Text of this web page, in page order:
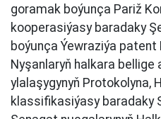
goramak boýunça Pariž
kooperasiýasy baradaky
boýunça Ýewraziýa patent
Nyşanlaryň halkara bellige
ylalaşygynyň Protokolyna,
klassifikasiýasy baradaky